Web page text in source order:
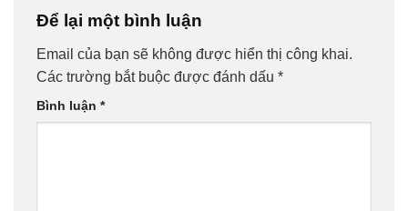
Để lại một bình luận
Email của bạn sẽ không được hiển thị công khai.
Các trường bắt buộc được đánh dấu *
Bình luận *